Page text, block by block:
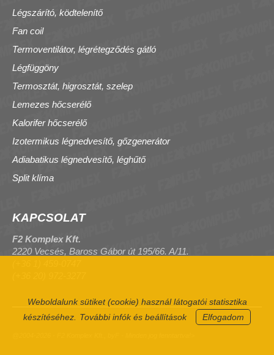
Weboldalunk sütiket (cookie) használ látogatói statisztika
készítéséhez.
További infók és beállítások Elfogadom
Légszárító, ködtelenítő
Fan coil
Termoventilátor, légrétegződés gátló
Légfüggöny
Termosztát, higrosztát, szelep
Lemezes hőcserélő
Kalorifer hőcserélő
Izotermikus légnedvesítő, gőzgenerátor
Adiabatikus légnedvesítő, léghűtő
Split klíma
KAPCSOLAT
F2 Komplex Kft.
2220 Vecsés, Baross Gábor út 195/66. A/11.